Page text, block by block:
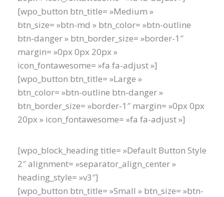
[wpo_button btn_title= »Medium »
btn_size= »btn-md » btn_color= »btn-outline
btn-danger » btn_border_size= »border-1″
margin= »0px 0px 20px »
icon_fontawesome= »fa fa-adjust »]
[wpo_button btn_title= »Large »
btn_color= »btn-outline btn-danger »
btn_border_size= »border-1″ margin= »0px 0px
20px » icon_fontawesome= »fa fa-adjust »]
[wpo_block_heading title= »Default Button Style
2″ alignment= »separator_align_center »
heading_style= »v3″]
[wpo_button btn_title= »Small » btn_size= »btn-